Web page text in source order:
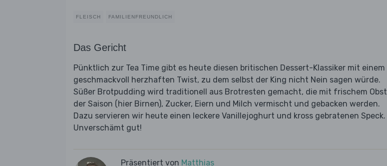
FLEISCH FAMILIENFREUNDLICH
Das Gericht
Pünktlich zur Tea Time gibt es heute diesen britischen Dessert-Klassiker mit einem
geschmackvoll herzhaften Twist, zu dem selbst der King nicht Nein sagen würde.
Süßer Brotpudding wird traditionell aus Brotresten gemacht, die mit frischem Obst
der Saison (hier Birnen), Zucker, Eiern und Milch vermischt und gebacken werden.
Dazu servieren wir heute einen leckere Vanillejoghurt und kross gebratenen Speck.
Unverschämt gut!
Präsentiert von Matthias